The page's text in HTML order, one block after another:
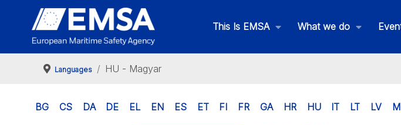
This Is EMSA What we do
Languages HU - Magyar
BG CS DA DE EL EN ES ET FI FR GA HR HU IT LT LV